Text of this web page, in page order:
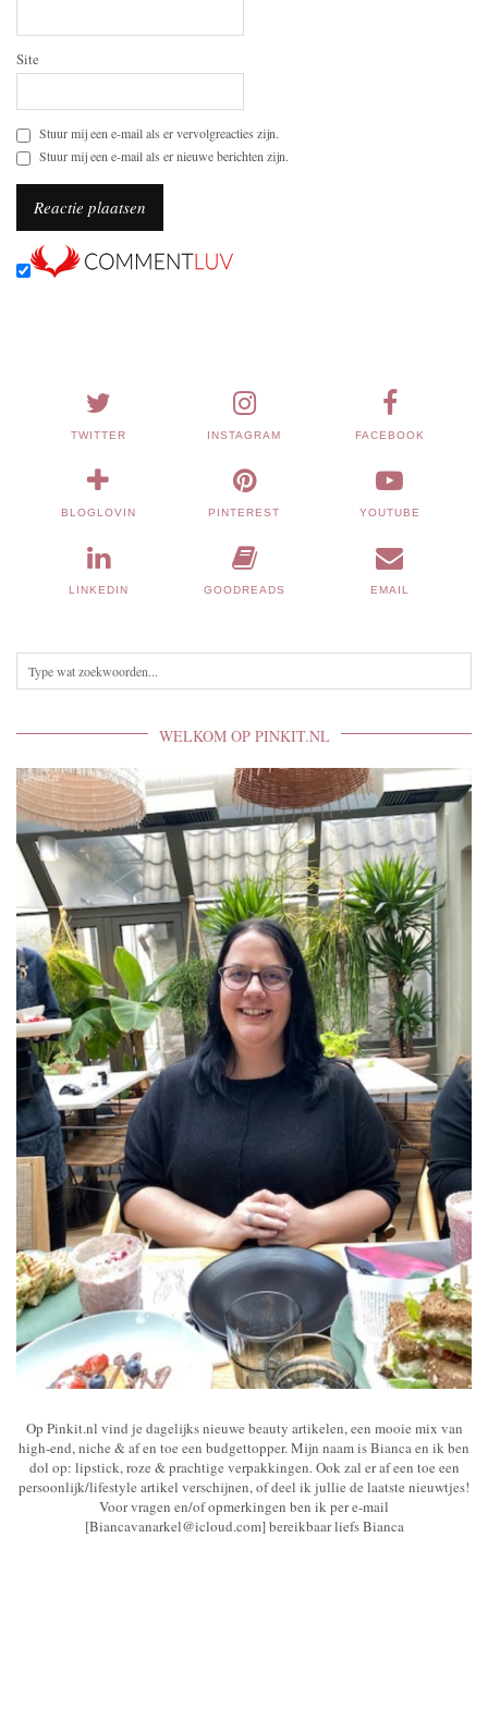
Site
Stuur mij een e-mail als er vervolgreacties zijn.
Stuur mij een e-mail als er nieuwe berichten zijn.
TWITTER INSTAGRAM FACEBOOK
BLOGLOVIN PINTEREST YOUTUBE
LINKEDIN GOODREADS EMAIL
WELKOM OP PINKIT.NL
Op Pinkit.nl vind je dagelijks nieuwe beauty artikelen, een mooie mix van
high-end, niche & af en toe een budgettopper. Mijn naam is Bianca en ik ben
dol op: lipstick, roze & prachtige verpakkingen. Ook zal er af een toe een
persoonlijk/lifestyle artikel verschijnen, of deel ik jullie de laatste nieuwtjes!
Voor vragen en/of opmerkingen ben ik per e-mail
[Biancavanarkel@icloud.com] bereikbaar liefs Bianca